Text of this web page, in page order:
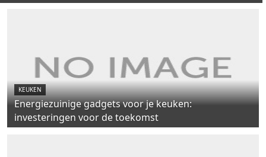
KEUKEN
Energiezuinige gadgets voor je keuken:
investeringen voor de toekomst